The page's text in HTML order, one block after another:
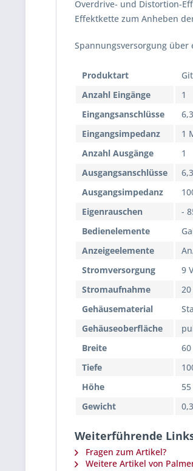
Overdrive- und Distortion-
Effektkette zum Anheben
Spannungsversorgung über
Produktart
Anzahl Eingänge
1
Eingangsanschlüsse
Eingangsimpedanz
1
Anzahl Ausgänge
1
Ausgangsanschlüsse
Ausgangsimpedanz
Eigenrauschen
-
Bedienelemente
Anzeigeelemente
Stromversorgung
9
Stromaufnahme
Gehäusematerial
Gehäuseoberfläche
Breite
Tiefe
Höhe
Gewicht
Weiterführende Links
Fragen zum Artikel?
Weitere Artikel von